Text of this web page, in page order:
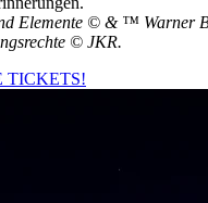
Elemente © & ™ Warner
© JKR.
TICKETS!